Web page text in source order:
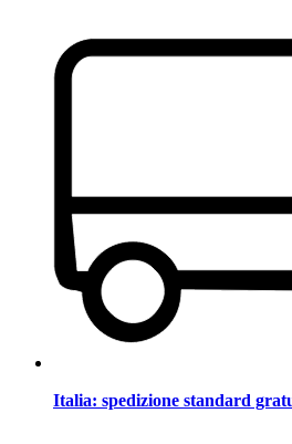
Italia: spedizione standard